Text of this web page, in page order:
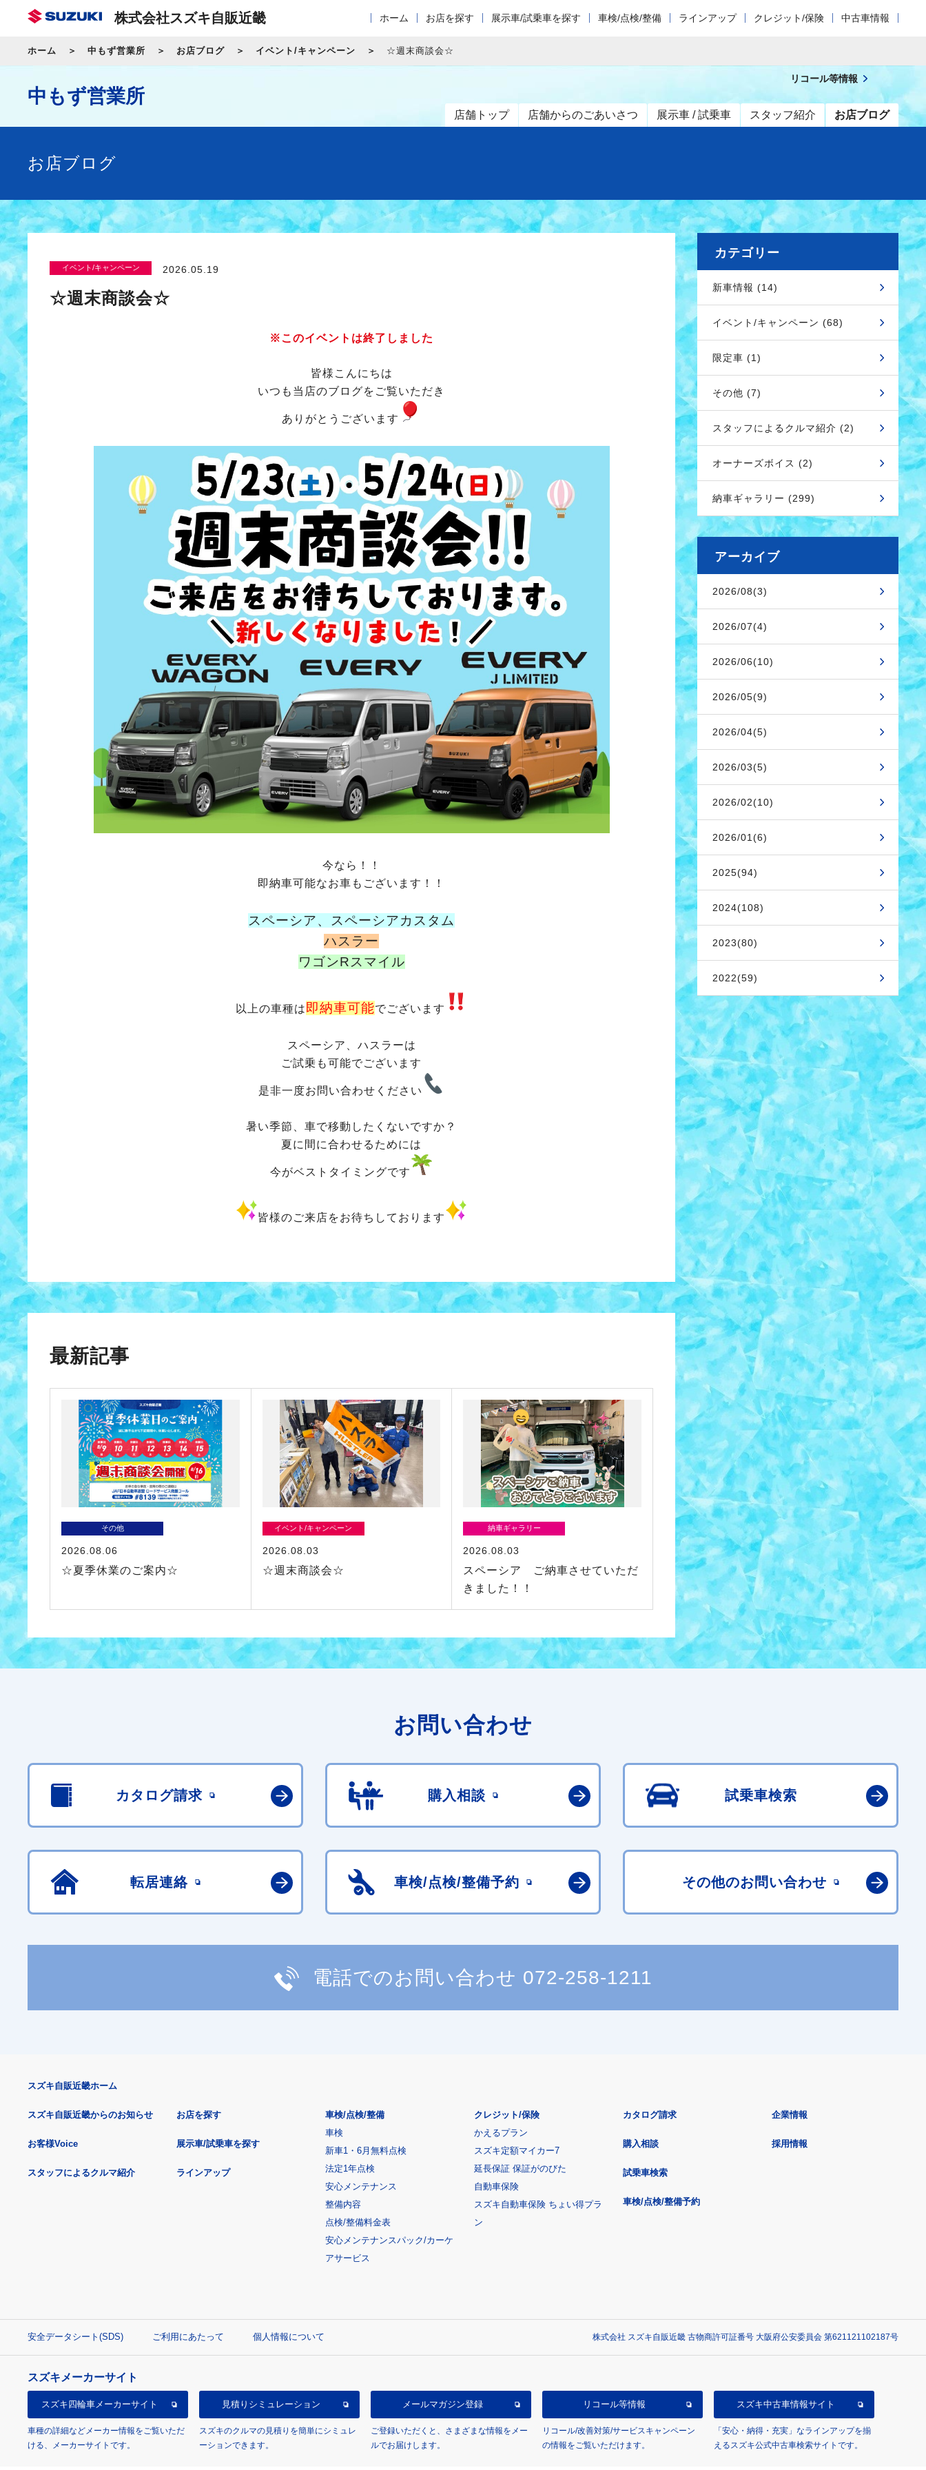
株式会社スズキ自販近畿 ホーム お店を探す 展示車/試乗車を探す 車検/点検/整備 ラインアップ クレジット/保険 中古車情報
ホーム 中もず営業所 お店ブログ イベント/キャンペーン ☆週末商談会☆
中もず営業所
店舗トップ 店舗からのごあいさつ 展示車 / 試乗車 スタッフ紹介 お店ブログ
リコール等情報
お店ブログ
イベント/キャンペーン 2026.05.19
☆週末商談会☆
※このイベントは終了しました
皆様こんにちは
いつも当店のブログをご覧いただき
ありがとうございます
今なら！！
即納車可能なお車もございます！！
スペーシア、スペーシアカスタム
ハスラー
ワゴンRスマイル
以上の車種は即納車可能でございます
スペーシア、ハスラーは
ご試乗も可能でございます
是非一度お問い合わせください
暑い季節、車で移動したくないですか？
夏に間に合わせるためには
今がベストタイミングです
皆様のご来店をお待ちしております
最新記事
その他
2026.08.06
☆夏季休業のご案内☆
イベント/キャンペーン
2026.08.03
☆週末商談会☆
納車ギャラリー
2026.08.03
スペーシア ご納車させていただ
きました！！
カテゴリー
新車情報 (14)
イベント/キャンペーン (68)
限定車 (1)
その他 (7)
スタッフによるクルマ紹介 (2)
オーナーズボイス (2)
納車ギャラリー (299)
アーカイブ
2026/08(3)
2026/07(4)
2026/06(10)
2026/05(9)
2026/04(5)
2026/03(5)
2026/02(10)
2026/01(6)
2025(94)
2024(108)
2023(80)
2022(59)
お問い合わせ
カタログ請求 購入相談 試乗車検索
転居連絡 車検/点検/整備予約 その他のお問い合わせ
電話でのお問い合わせ 072-258-1211
スズキ自販近畿ホーム
スズキ自販近畿からのお知らせ
お客様Voice
スタッフによるクルマ紹介
お店を探す
展示車/試乗車を探す
ラインアップ
車検/点検/整備
車検
新車1・6月無料点検
法定1年点検
安心メンテナンス
整備内容
点検/整備料金表
安心メンテナンスパック/カーケ
アサービス
クレジット/保険
かえるプラン
スズキ定額マイカー7
延長保証 保証がのびた
自動車保険
スズキ自動車保険 ちょい得プラ
ン
カタログ請求
購入相談
試乗車検索
車検/点検/整備予約
企業情報
採用情報
安全データシート(SDS) ご利用にあたって 個人情報について 株式会社 スズキ自販近畿 古物商許可証番号 大阪府公安委員会 第621121102187号
スズキメーカーサイト
スズキ四輪車メーカーサイト
車種の詳細などメーカー情報をご覧いただ
ける、メーカーサイトです。
見積り シミュレーション
スズキのクルマの見積りを簡単にシミュレ
ーションできます。
メールマガジン登録
ご登録いただくと、さまざまな情報をメー
ルでお届けします。
リコール等情報
リコール/改善対策/サービスキャンペーン
の情報をご覧いただけます。
スズキ中古車情報サイト
「安心・納得・充実」なラインアップを揃
えるスズキ公式中古車検索サイトです。